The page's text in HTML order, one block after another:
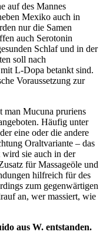
auf des Mannes
Mexiko auch in
nur die Samen
auch Serotonin
Schlaf und in der
soll nach
L-Dopa betankt sind.
Voraussetzung zur
man Mucuna pruriens
Häufig unter
eine oder die andere
Oraltvariante – das
sie auch in der
für Massageöle und
hilfreich für des
zum gegenwärtigen
an, wer massiert, wie
aus W. entstanden.